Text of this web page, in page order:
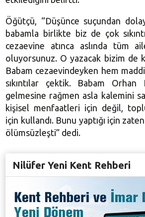
Öğütçü, “Düşünce suçundan
babamla birlikte biz de çok
cezaevine atınca aslında tüm
oluyorsunuz. O yazacak bizim de
Babam cezaevindeyken hem
sıkıntılar çektik. Babam
gelmesine rağmen asla kalemini
kişisel menfaatleri için değil,
için kullandı. Bunu yaptığı için
ölümsüzleşti” dedi.
ORHAN KEMAL’DE NÂZIM
Nilüfer Yeni Kent Rehberi